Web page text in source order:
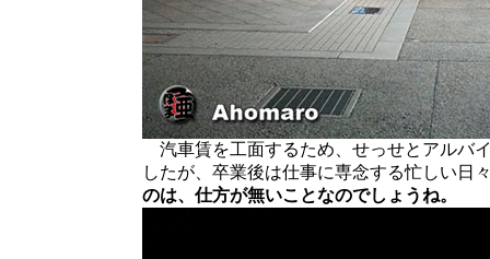
汽車賃を工面するため、せっせとアルバ
したが、卒業後は仕事に専念する忙しい日
のは、仕方が無いことなのでしょうね。